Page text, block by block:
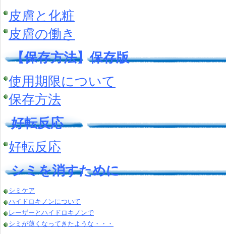
皮膚と化粧
皮膚の働き
【保存方法】保存版
使用期限について
保存方法
好転反応
好転反応
シミを消すために
シミケア
ハイドロキノンについて
レーザーとハイドロキノンで
シミが薄くなってきたような・・・